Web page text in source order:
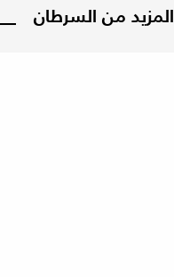
المزيد من السرطان